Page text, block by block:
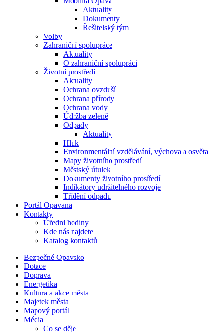
Aktuality
Dokumenty
Řešitelský tým
Volby
Zahraniční spolupráce
Aktuality
O zahraniční spolupráci
Životní prostředí
Aktuality
Ochrana ovzduší
Ochrana přírody
Ochrana vody
Údržba zeleně
Odpady
Aktuality
Hluk
Environmentální vzdělávání, výchova a osvěta
Mapy životního prostředí
Městský útulek
Dokumenty životního prostředí
Indikátory udržitelného rozvoje
Třídění odpadu
Portál Opavana
Kontakty
Úřední hodiny
Kde nás najdete
Katalog kontaktů
Bezpečné Opavsko
Dotace
Doprava
Energetika
Kultura a akce města
Majetek města
Mapový portál
Média
Co se děje